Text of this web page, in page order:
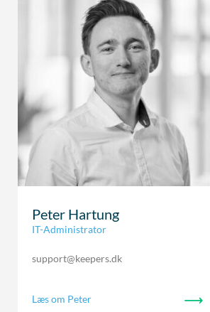
Peter Hartung
IT-Administrator
support@keepers.dk
Læs om Peter